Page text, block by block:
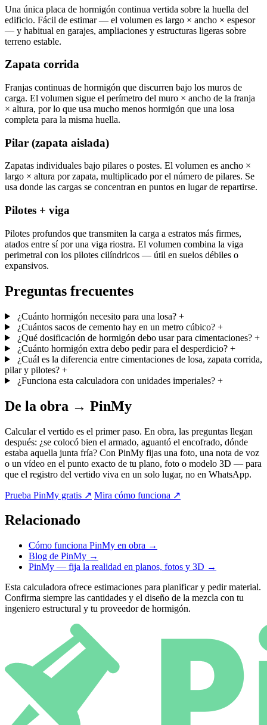
Una única placa de hormigón continua vertida sobre la huella del
edificio. Fácil de estimar — el volumen es largo × ancho × espesor
— y habitual en garajes, ampliaciones y estructuras ligeras sobre
terreno estable.
Zapata corrida
Franjas continuas de hormigón que discurren bajo los muros de
carga. El volumen sigue el perímetro del muro × ancho de la franja
× altura, por lo que usa mucho menos hormigón que una losa
completa para la misma huella.
Pilar (zapata aislada)
Zapatas individuales bajo pilares o postes. El volumen es ancho ×
largo × altura por zapata, multiplicado por el número de pilares. Se
usa donde las cargas se concentran en puntos en lugar de repartirse.
Pilotes + viga
Pilotes profundos que transmiten la carga a estratos más firmes,
atados entre sí por una viga riostra. El volumen combina la viga
perimetral con los pilotes cilíndricos — útil en suelos débiles o
expansivos.
Preguntas frecuentes
¿Cuánto hormigón necesito para una losa? +
¿Cuántos sacos de cemento hay en un metro cúbico? +
¿Qué dosificación de hormigón debo usar para cimentaciones? +
¿Cuánto hormigón extra debo pedir para el desperdicio? +
¿Cuál es la diferencia entre cimentaciones de losa, zapata corrida,
pilar y pilotes? +
¿Funciona esta calculadora con unidades imperiales? +
De la obra → PinMy
Calcular el vertido es el primer paso. En obra, las preguntas llegan
después: ¿se colocó bien el armado, aguantó el encofrado, dónde
estaba aquella junta fría? Con PinMy fijas una foto, una nota de voz
o un vídeo en el punto exacto de tu plano, foto o modelo 3D — para
que el registro del vertido viva en un solo lugar, no en WhatsApp.
Prueba PinMy gratis ↗ Mira cómo funciona ↗
Relacionado
Cómo funciona PinMy en obra →
Blog de PinMy →
PinMy — fija la realidad en planos, fotos y 3D →
Esta calculadora ofrece estimaciones para planificar y pedir material.
Confirma siempre las cantidades y el diseño de la mezcla con tu
ingeniero estructural y tu proveedor de hormigón.